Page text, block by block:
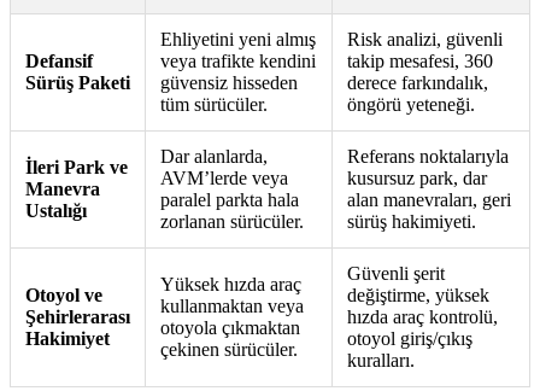
Defansif
Sürüş Paketi
Ehliyetini yeni almış
veya trafikte kendini
güvensiz hisseden
tüm sürücüler.
Risk analizi, güvenli
takip mesafesi, 360
derece farkındalık,
öngörü yeteneği.
İleri Park ve
Manevra
Ustalığı
Dar alanlarda,
AVM’lerde veya
paralel parkta hala
zorlanan sürücüler.
Referans noktalarıyla
kusursuz park, dar
alan manevraları, geri
sürüş hakimiyeti.
Otoyol ve
Şehirlerarası
Hakimiyet
Yüksek hızda araç
kullanmaktan veya
otoyola çıkmaktan
çekinen sürücüler.
Güvenli şerit
değiştirme, yüksek
hızda araç kontrolü,
otoyol giriş/çıkış
kuralları.